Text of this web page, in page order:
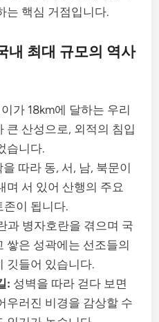
는 핵심 거점입니다.
내 최대 규모의 역사
가 18km에 달하는 우리
큰 산성으로, 외적의 침입
습니다.
을 따라 동, 서, 남, 북문이
며 서 있어 산행의 주요
존이 됩니다.
과 병자호란을 겪으며 국
쌓은 성곽에는 선조들의
깃들어 있습니다.
: 성벽을 따라 걷다 보면
우러진 비경을 감상할 수